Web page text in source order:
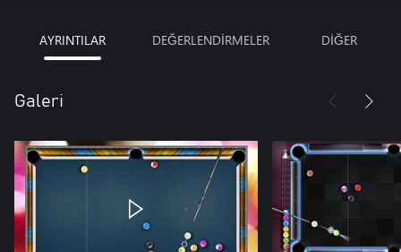
AYRINTILAR DEĞERLENDİRMELER DİĞER
Galeri